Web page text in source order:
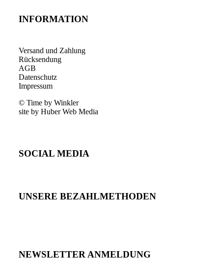
INFORMATION
Versand und Zahlung
Rücksendung
AGB
Datenschutz
Impressum
© Time by Winkler
site by Huber Web Media
SOCIAL MEDIA
UNSERE BEZAHLMETHODEN
NEWSLETTER ANMELDUNG